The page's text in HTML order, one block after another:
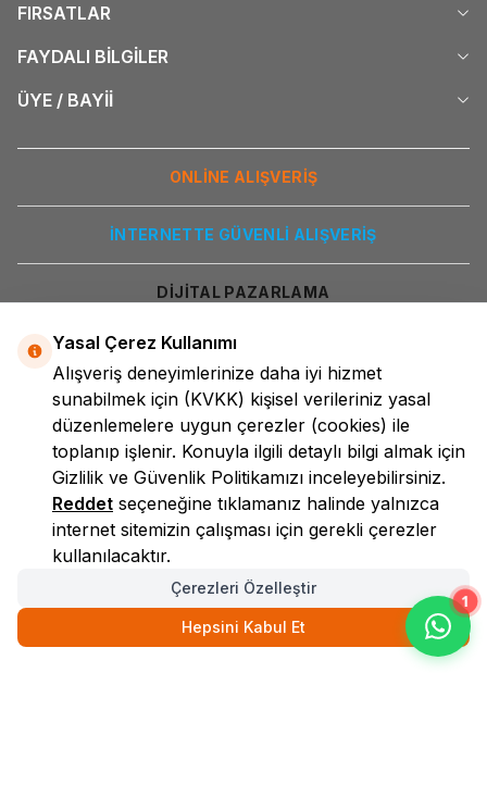
1
FIRSATLAR
FAYDALI BİLGİLER
ÜYE / BAYİİ
ONLİNE ALIŞVERİŞ
İNTERNETTE GÜVENLİ ALIŞVERİŞ
DİJİTAL PAZARLAMA
LokmanAVM
Yasal Çerez Kullanımı
Alışveriş deneyimlerinize daha iyi hizmet
sunabilmek için (KVKK) kişisel verileriniz yasal
düzenlemelere uygun çerezler (cookies) ile
toplanıp işlenir. Konuyla ilgili detaylı bilgi almak için
Gizlilik ve Güvenlik Politikamızı inceleyebilirsiniz.
Reddet seçeneğine tıklamanız halinde yalnızca
internet sitemizin çalışması için gerekli çerezler
kullanılacaktır.
Çerezleri Özelleştir
Hepsini Kabul Et